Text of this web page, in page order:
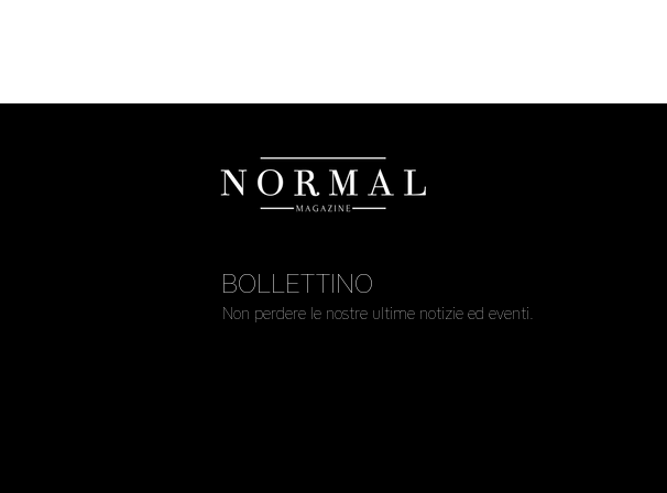
Non perdere le nostre ultime notizie ed eventi.
BOLLETTINO